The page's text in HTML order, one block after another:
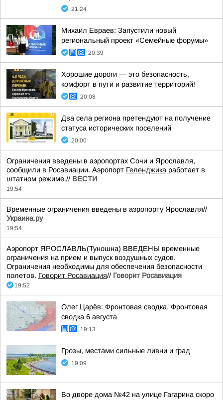
21:24
Михаил Евраев: Запустили новый
региональный проект «Семейные форумы»
20:39
Хорошие дороги — это безопасность,
комфорт в пути и развитие территорий!
20:08
Два села региона претендуют на получение
статуса исторических поселений
20:00
Ограничения введены в аэропортах Сочи и Ярославля,
сообщили в Росавиации. Аэропорт Геленджика работает в
штатном режиме.// ВЕСТИ
19:54
Временные ограничения введены в аэропорту Ярославля//
Украина.ру
19:54
Аэропорт ЯРОСЛАВЛЬ(Туношна) ВВЕДЕНЫ временные
ограничения на прием и выпуск воздушных судов.
Ограничения необходимы для обеспечения безопасности
полетов. Говорит Росавиация// Говорит Росавиация
19:52
Олег Царёв: Фронтовая сводка. Фронтовая
сводка 6 августа
19:13
Грозы, местами сильные ливни и град
19:09
Во дворе дома №42 на улице Гагарина скоро